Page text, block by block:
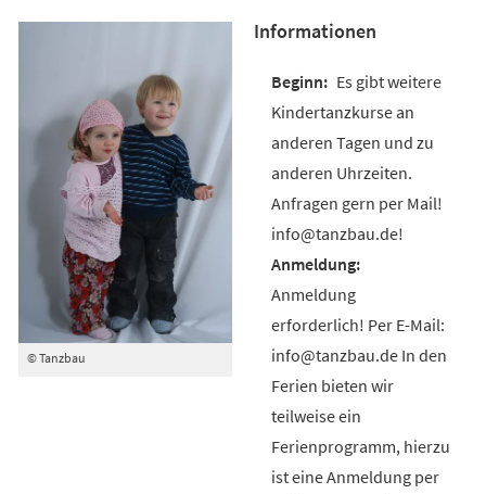
© Tanzbau
Informationen
Es gibt weitere
Kindertanzkurse an
anderen Tagen und zu
anderen Uhrzeiten.
Anfragen gern per Mail!
info@tanzbau.de!
Anmeldung
erforderlich! Per E-Mail:
info@tanzbau.de In den
Ferien bieten wir
teilweise ein
Ferienprogramm, hierzu
ist eine Anmeldung per